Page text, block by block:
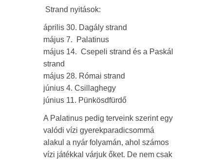
Strand nyitások:
április 30. Dagály strand
május 7. Palatinus
május 14. Csepeli strand és a Paskál
strand
május 28. Római strand
június 4. Csillaghegy
június 11. Pünkösdfürdő
A Palatinus pedig terveink szerint egy
valódi vízi gyerekparadicsommá
alakul a nyár folyamán, ahol számos
vízi játékkal várjuk őket. De nem csak